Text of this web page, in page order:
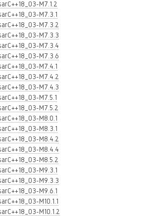
M7.1.2
M7.3.1
M7.3.2
M7.3.3
M7.3.4
M7.3.6
M7.4.1
M7.4.2
M7.4.3
M7.5.1
M7.5.2
M8.0.1
M8.3.1
M8.4.2
M8.4.4
M8.5.2
M9.3.1
M9.3.3
M9.6.1
M10.1.1
M10.1.2